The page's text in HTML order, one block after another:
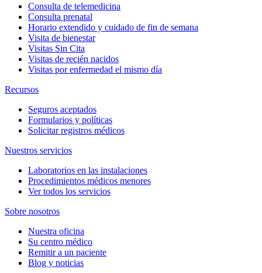
Consulta de telemedicina
Consulta prenatal
Horario extendido y cuidado de fin de semana
Visita de bienestar
Visitas Sin Cita
Visitas de recién nacidos
Visitas por enfermedad el mismo día
Recursos
Seguros aceptados
Formularios y políticas
Solicitar registros médicos
Nuestros servicios
Laboratorios en las instalaciones
Procedimientos médicos menores
Ver todos los servicios
Sobre nosotros
Nuestra oficina
Su centro médico
Remitir a un paciente
Blog y noticias